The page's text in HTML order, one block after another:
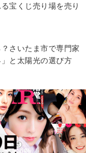
宝くじ売り場を売り
さいたま市で専門家
と太陽光の選び方